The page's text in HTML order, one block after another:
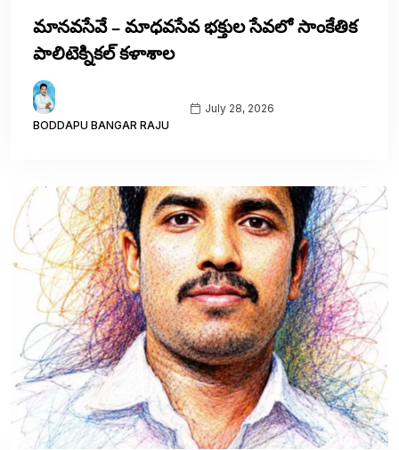
మానవసేవే – మాధవసేవ భక్తుల సేవలో సాంకేతిక
పాలిటెక్నికల్ కళాశాల
BODDAPU BANGAR RAJU
July 28, 2026